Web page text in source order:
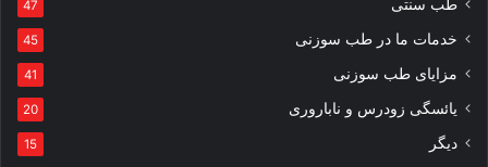
طب سنتی 47
خدمات ما در طب سوزنی 45
مزایای طب سوزنی 41
یائسگی زودرس و ناباروری 20
دیگر 15